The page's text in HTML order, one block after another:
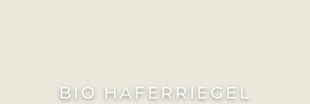
BIO HAFERRIEGEL